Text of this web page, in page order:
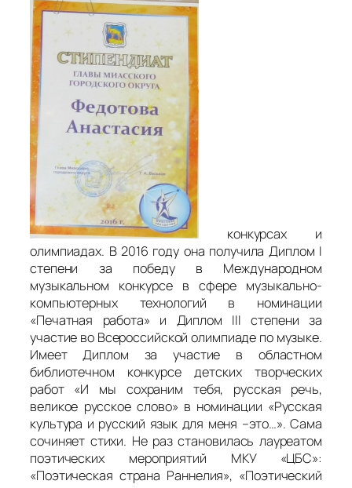
конкурсах и
олимпиадах. В 2016 году она получила Диплом I
степени за победу в Международном
музыкальном конкурсе в сфере музыкально-
компьютерных технологий в номинации
«Печатная работа» и Диплом III степени за
участие во Всероссийской олимпиаде по музыке.
Имеет Диплом за участие в областном
библиотечном конкурсе детских творческих
работ «И мы сохраним тебя, русская речь,
великое русское слово» в номинации «Русская
культура и русский язык для меня –это…». Сама
сочиняет стихи. Не раз становилась лауреатом
поэтических мероприятий МКУ «ЦБС»:
«Поэтическая страна Раннелия», «Поэтический